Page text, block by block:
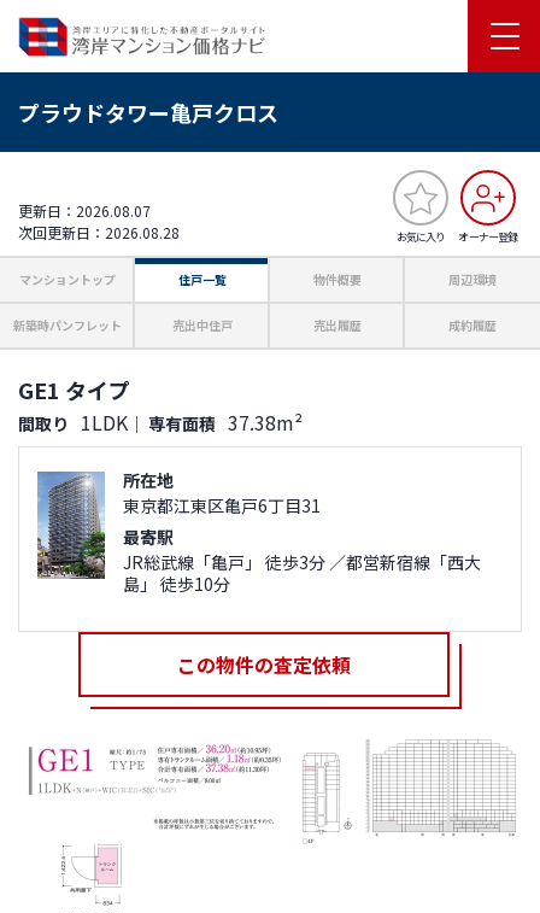
プラウドタワー亀戸クロス
お気に入り オーナー登録
更新日：2026.08.07
次回更新日：2026.08.28
マンショントップ 住戸一覧 物件概要 周辺環境
新築時パンフレット 売出中住戸 売出履歴 成約履歴
GE1 タイプ
間取り 1LDK ｜ 専有面積 37.38m²
所在地
東京都江東区亀戸6丁目31
最寄駅
JR総武線「亀戸」 徒歩3分 ／都営新宿線「西大
島」 徒歩10分
この物件の査定依頼